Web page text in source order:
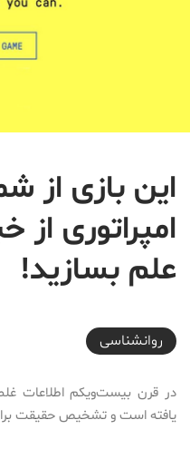
این بازی از
امپراتوری از
علم بسازید!
2018-02-21T14:30:46+03:30
روانشناسی
در قرن بیست‌و‌یکم اطلاعات
یافته است و تشخیص حقیقت